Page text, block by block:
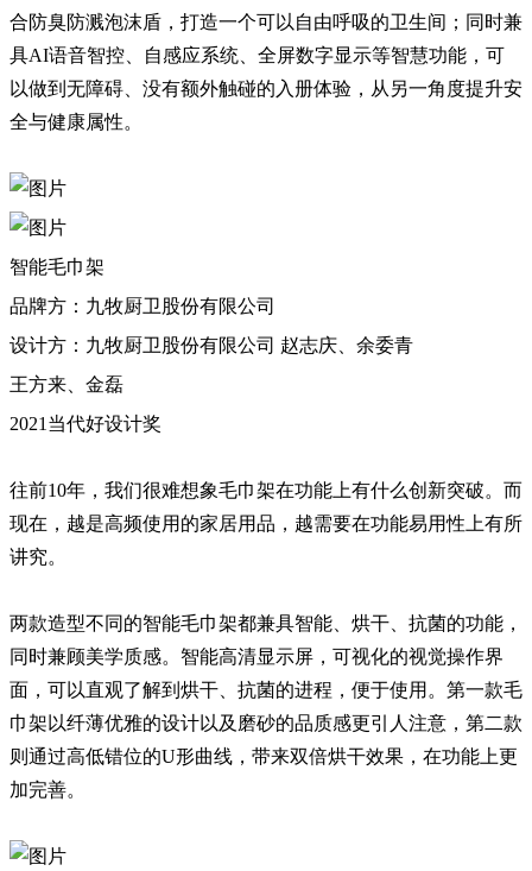
合防臭防溅泡沫盾，打造一个可以自由呼吸的卫生间；同时兼
具AI语音智控、自感应系统、全屏数字显示等智慧功能，可
以做到无障碍、没有额外触碰的入册体验，从另一角度提升安
全与健康属性。
智能毛巾架
品牌方：九牧厨卫股份有限公司
设计方：九牧厨卫股份有限公司 赵志庆、余委青
王方来、金磊
2021当代好设计奖
往前10年，我们很难想象毛巾架在功能上有什么创新突破。而
现在，越是高频使用的家居用品，越需要在功能易用性上有所
讲究。
两款造型不同的智能毛巾架都兼具智能、烘干、抗菌的功能，
同时兼顾美学质感。智能高清显示屏，可视化的视觉操作界
面，可以直观了解到烘干、抗菌的进程，便于使用。第一款毛
巾架以纤薄优雅的设计以及磨砂的品质感更引人注意，第二款
则通过高低错位的U形曲线，带来双倍烘干效果，在功能上更
加完善。